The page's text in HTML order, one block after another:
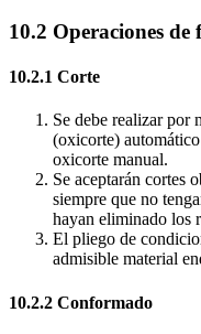
10.2 Operaciones
10.2.1 Corte
Se debe realizar por
(oxicorte)
oxicorte manual.
Se aceptarán cortes
siempre que no
hayan eliminado los
El pliego de
admisible material
10.2.2 Conformado